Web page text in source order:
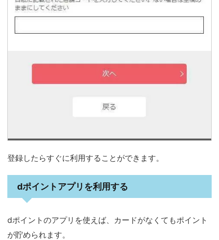
登録したらすぐに利用することができます。
dポイントアプリを利用する
dポイントのアプリを使えば、カードがなくてもポイント
が貯められます。